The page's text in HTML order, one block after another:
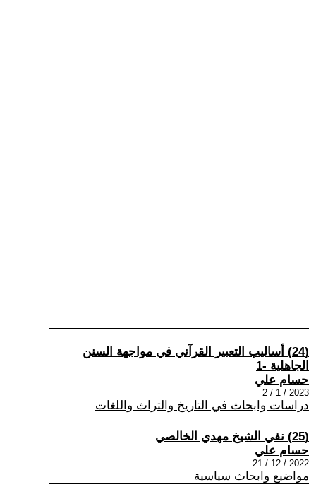
(24) أساليب التعبير القرآني في مواجهة السنن
الجاهلية -1
حسام علي
2023 / 1 / 2
دراسات وابحاث في التاريخ والتراث واللغات
(25) نفي الشيخ مهدي الخالصي
حسام علي
2022 / 12 / 21
مواضيع وابحاث سياسية